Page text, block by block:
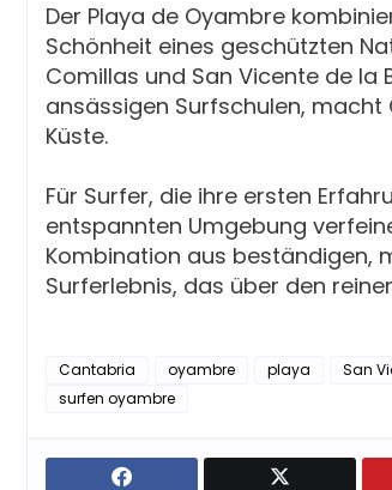
Der Playa de Oyambre
Schönheit eines geschützten
Comillas und San Vicente de
ansässigen Surfschulen,
Küste.
Für Surfer, die ihre ersten
entspannten Umgebung
Kombination aus beständigen,
Surferlebnis, das über den
Cantabria oyambre playa San
surfen oyambre